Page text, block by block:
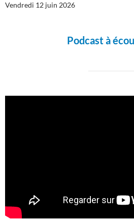
Vendredi 12 juin 2026
Podcast à